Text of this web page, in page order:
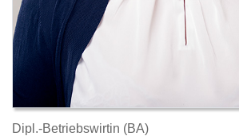
Dipl.-Betriebswirtin (BA)